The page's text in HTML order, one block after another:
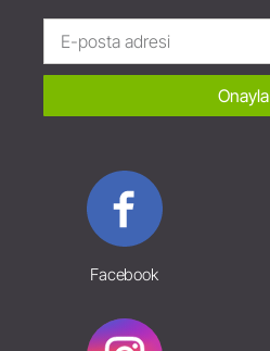
Onayla
Facebook